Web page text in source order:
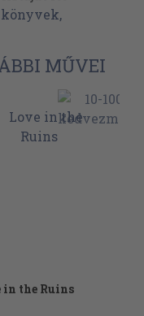
MŰVEI
in the Ruins